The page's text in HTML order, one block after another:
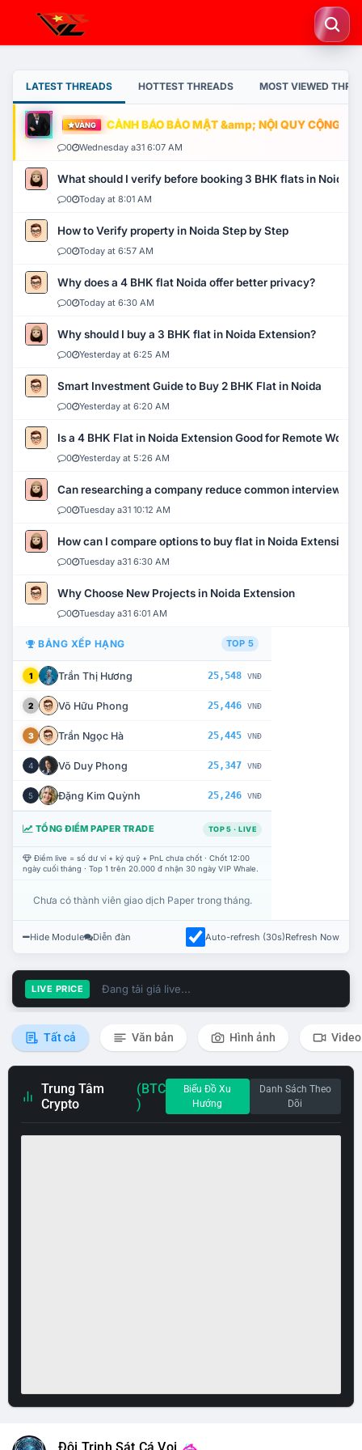
LATEST THREADS HOTTEST THREADS MOST VIEWED
VÀNG CẢNH BÁO BẢO MẬT &amp; NỘI QUY CỘNG
0 Wednesday a31 6:07 AM
What should I verify before booking 3 BHK flats in Noida?
0 Today at 8:01 AM
How to Verify property in Noida Step by Step
0 Today at 6:57 AM
Why does a 4 BHK flat Noida offer better privacy?
0 Today at 6:30 AM
Why should I buy a 3 BHK flat in Noida Extension?
0 Yesterday at 6:25 AM
Smart Investment Guide to Buy 2 BHK Flat in Noida
0 Yesterday at 6:20 AM
Is a 4 BHK Flat in Noida Extension Good for Remote Work?
0 Yesterday at 5:26 AM
Can researching a company reduce common interview
0 Tuesday a31 10:12 AM
How can I compare options to buy flat in Noida Extension?
0 Tuesday a31 6:30 AM
Why Choose New Projects in Noida Extension
0 Tuesday a31 6:01 AM
BẢNG XẾP HẠNG TOP 5
1 Trần Thị Hương 25,548 VNĐ
2 Võ Hữu Phong 25,446 VNĐ
3 Trần Ngọc Hà 25,445 VNĐ
4 Võ Duy Phong 25,347 VNĐ
5 Đặng Kim Quỳnh 25,246 VNĐ
TỔNG ĐIỂM PAPER TRADE TOP 5 · LIVE
Điểm live = số dư ví + ký quỹ + PnL chưa chốt · Chốt 12:00
ngày cuối tháng · Top 1 trên 20.000 đ nhận 30 ngày VIP Whale.
Chưa có thành viên giao dịch Paper trong tháng.
Hide Module Diễn đàn Auto-refresh (30s)Refresh Now
LIVE PRICE Đang tải giá live...
Tất cả Văn bản Hình ảnh Video
Trung Tâm
Crypto
(BTC
)
Biểu Đồ Xu
Hướng
Danh Sách Theo
Dõi